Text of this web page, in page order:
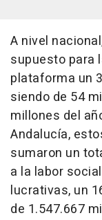
A nivel
supuesto para
plataforma un
siendo de 54
millones del
Andalucía,
sumaron un
a la labor
lucrativas, un
de 1.547.667